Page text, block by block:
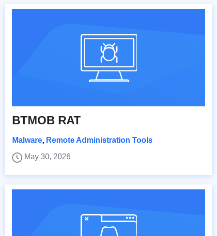
BTMOB RAT
Malware, Remote Administration Tools
May 30, 2026